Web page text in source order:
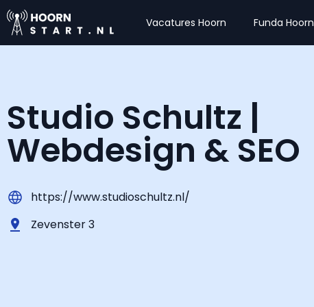
Vacatures Hoorn Funda Hoorn
Studio Schultz |
Webdesign & SEO
https://www.studioschultz.nl/
Zevenster 3